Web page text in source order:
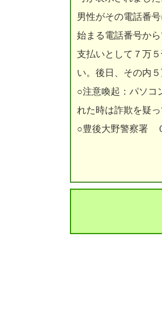
男性がその電話番
始まる電話番号か
支払いとして７万
い。後日、その内
○注意喚起：パソコ
れた時は詐欺を疑っ
○豊後大野警察署